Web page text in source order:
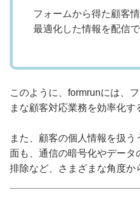
フォームから得た顧客
最適化した情報を配信で
このように、formrunには、
まな顧客対応業務を効率化す
また、顧客の個人情報を扱
面も、通信の暗号化やデータ
排除など、さまざまな角度か